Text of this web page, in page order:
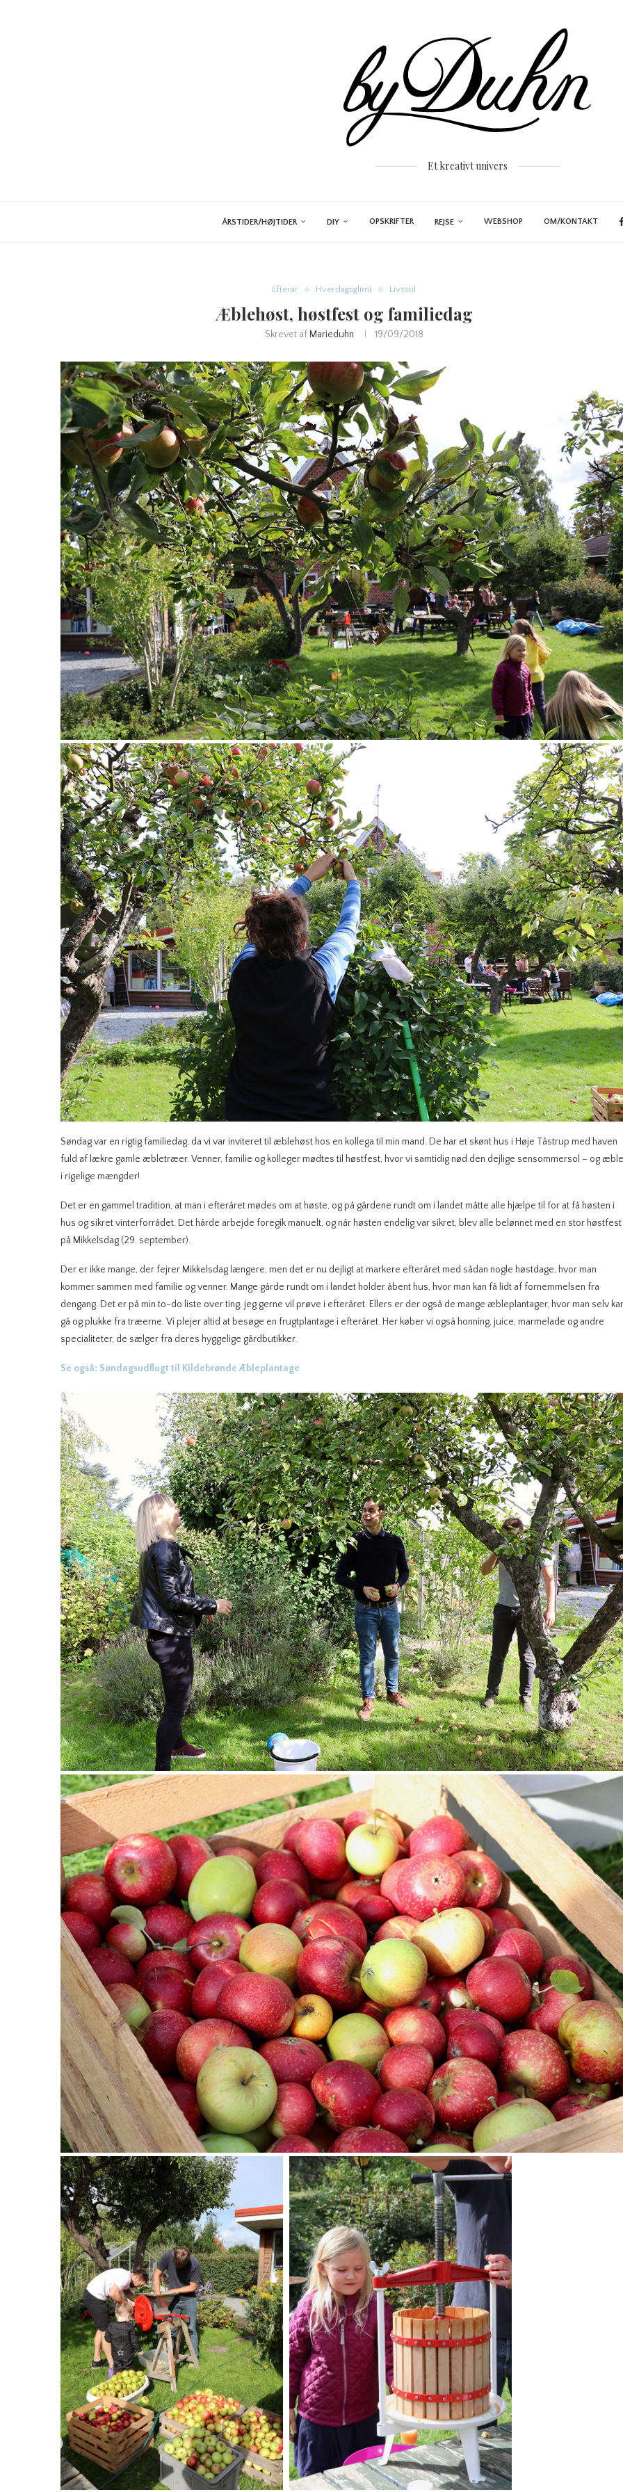
Et kreativt univers
ÅRSTIDER/HØJTIDER DIY OPSKRIFTER REJSE WEBSHOP OM/KONTAKT
Efterår Hverdagsglimt Livsstil
Æblehøst, høstfest og familiedag
Skrevet af Marieduhn 19/09/2018
Søndag var en rigtig familiedag, da vi var inviteret til æblehøst hos en kollega til min mand. De har et skønt hus i Høje Tåstrup med haven
fuld af lækre gamle æbletræer. Venner, familie og kolleger mødtes til høstfest, hvor vi samtidig nød den dejlige sensommersol – og
i rigelige mængder!
Det er en gammel tradition, at man i efteråret mødes om at høste, og på gårdene rundt om i landet måtte alle hjælpe til for at få høsten i
hus og sikret vinterforrådet. Det hårde arbejde foregik manuelt, og når høsten endelig var sikret, blev alle belønnet med en stor høstfest
på Mikkelsdag (29. september).
Der er ikke mange, der fejrer Mikkelsdag længere, men det er nu dejligt at markere efteråret med sådan nogle høstdage, hvor man
kommer sammen med familie og venner. Mange gårde rundt om i landet holder åbent hus, hvor man kan få lidt af fornemmelsen fra
dengang. Det er på min to-do liste over ting, jeg gerne vil prøve i efteråret. Ellers er der også de mange æbleplantager, hvor man selv
gå og plukke fra træerne. Vi plejer altid at besøge en frugtplantage i efteråret. Her køber vi også honning, juice, marmelade og andre
specialiteter, de sælger fra deres hyggelige gårdbutikker.
Se også: Søndagsudflugt til Kildebrønde Æbleplantage